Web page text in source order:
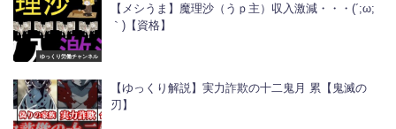
ゆっくり労働チャンネル
【メシうま】魔理沙（うｐ主）収入激減・・・(´;ω;
｀)【資格】
【ゆっくり解説】実力詐欺の十二鬼月 累【鬼滅の
刃】